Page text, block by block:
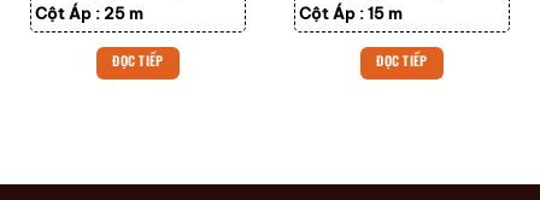
Cột Áp : 25 m
ĐỌC TIẾP
Cột Áp :15 m
ĐỌC TIẾP